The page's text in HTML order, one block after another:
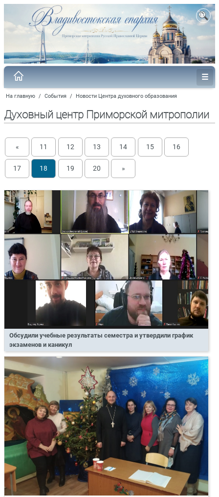
На главную / События / Новости Центра духовного образования
Духовный центр Приморской митрополии
« 11 12 13 14 15 16
17 18 19 20 »
Обсудили учебные результаты семестра и утвердили график
экзаменов и каникул